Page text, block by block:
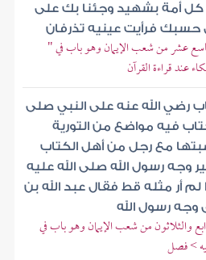
كل أمة بشهيد وجئنا بك على
حسبك فرأيت عينيه تذرفان
عشر من شعب الإيمان وهو باب في "
عند قراءة القرآن
رضي الله عنه على النبي صلى
فيه مواضع من التورية
مع رجل من أهل الكتاب
وجه رسول الله صلى الله عليه
أر مثله قط فقال عبد الله بن
وجه رسول الله
والثلاثون من شعب الإيمان وهو باب في
> فصل